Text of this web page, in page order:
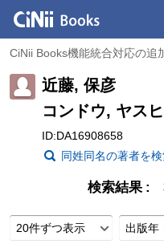
CiNii Books機能統合対応の追
近藤, 保彦
コンドウ, ヤス
ID:DA16908658
同姓同名の著者を
検索結果
20件ずつ表示 出版年